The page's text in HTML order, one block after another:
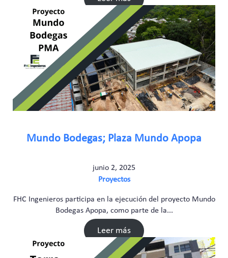
Mundo Bodegas; Plaza Mundo Apopa
junio 2, 2025
Proyectos
FHC Ingenieros participa en la ejecución del proyecto Mundo
Bodegas Apopa, como parte de la...
Leer más